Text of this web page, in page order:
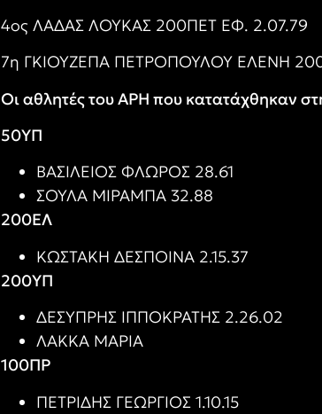
4ος ΛΑΔΑΣ ΛΟΥΚΑΣ 200ΠΕΤ ΕΦ. 2.07.79
7η ΓΚΙΟΥΖΕΠΑ ΠΕΤΡΟΠΟΥΛΟΥ ΕΛΕΝΗ
Οι αθλητές του ΑΡΗ που κατατάχθηκαν
50ΥΠ
ΒΑΣΊΛΕΙΟΣ ΦΛΏΡΟΣ 28.61
ΣΟΥΛΑ ΜΙΡΑΜΠΑ 32.88
200ΕΛ
ΚΩΣΤΑΚΗ ΔΈΣΠΟΙΝΑ 2.15.37
200ΥΠ
ΔΕΣΥΠΡΗΣ ΙΠΠΟΚΡΑΤΗΣ 2.26.02
ΛΑΚΚΑ ΜΑΡΙΑ
100ΠΡ
ΠΕΤΡΙΔΗΣ ΓΕΩΡΓΙΟΣ 1.10.15